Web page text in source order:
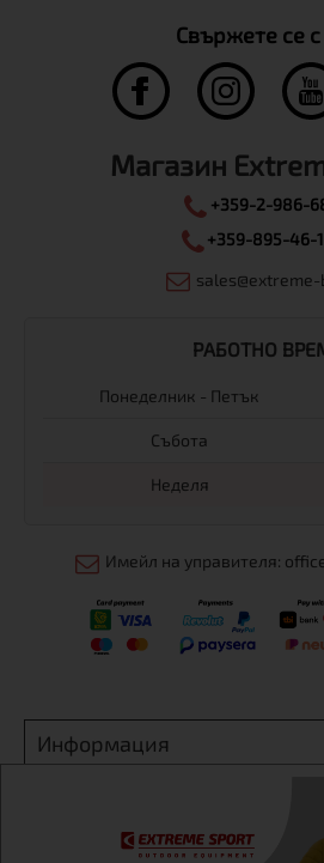
Свържете се с
Магазин
+359-2-986-
+359-895-46-
sales@extreme-
РАБОТНО
Понеделник - Петък
Събота
Неделя
Имейл на управителя:
Информация
Екстрем спорт ЕООД, BG131452613,
гр. София, Овча купел, ул.692,
гр.София,бул. Дондуков 42,